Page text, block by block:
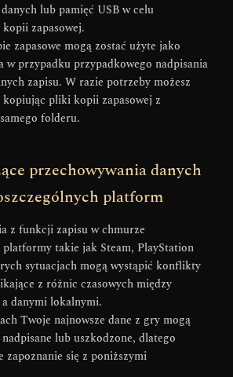
lub pamięć USB w celu
zapasowej.
zapasowe mogą zostać użyte jako
w przypadku przypadkowego nadpisania
zapisu. W razie potrzeby możesz
pliki kopii zapasowej z
folderu.
przechowywania danych
platform
z funkcji zapisu w chmurze
takie jak Steam, PlayStation
sytuacjach mogą wystąpić konflikty
z różnic czasowych między
danymi lokalnymi.
Twoje najnowsze dane z gry mogą
lub uszkodzone, dlatego
zapoznanie się z poniższymi